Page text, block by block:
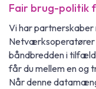
Fair brug-politik
Vi har
Netværksoperatører
båndbredden i
får du mellem en og
Når denne